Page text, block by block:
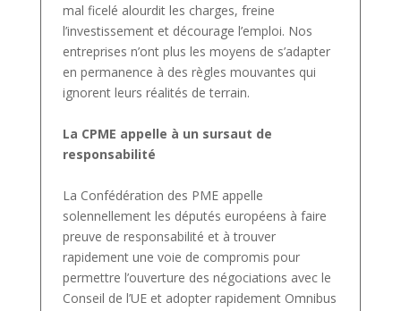
mal ficelé alourdit les charges, freine
l’investissement et décourage l’emploi. Nos
entreprises n’ont plus les moyens de s’adapter
en permanence à des règles mouvantes qui
ignorent leurs réalités de terrain.
La CPME appelle à un sursaut de
responsabilité
La Confédération des PME appelle
solennellement les députés européens à faire
preuve de responsabilité et à trouver
rapidement une voie de compromis pour
permettre l’ouverture des négociations avec le
Conseil de l’UE et adopter rapidement Omnibus